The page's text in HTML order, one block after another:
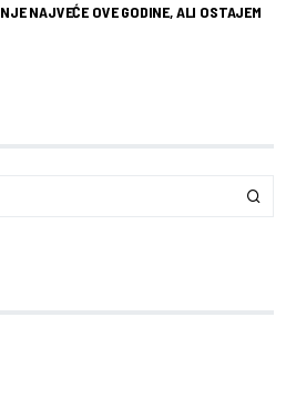
NAJVEĆE OVE GODINE, ALI OSTAJEM